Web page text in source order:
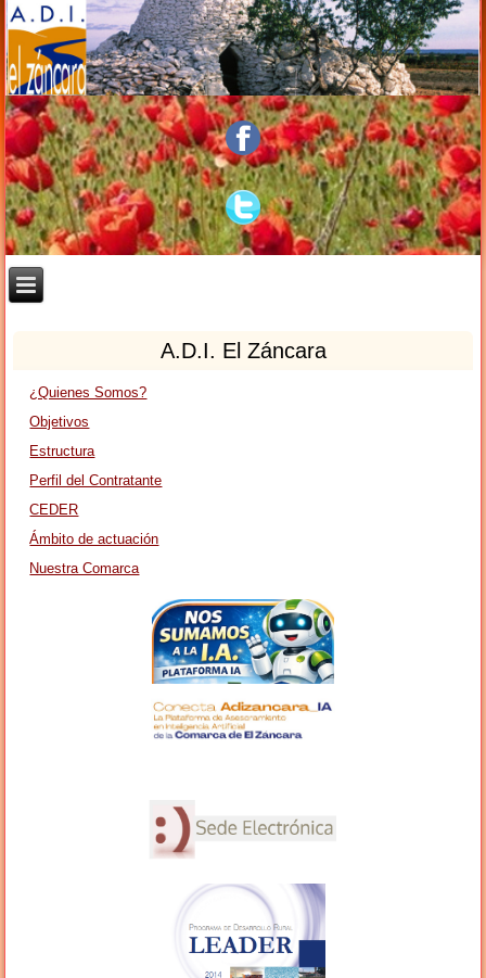
A.D.I. El Záncara
¿Quienes Somos?
Objetivos
Estructura
Perfil del Contratante
CEDER
Ámbito de actuación
Nuestra Comarca